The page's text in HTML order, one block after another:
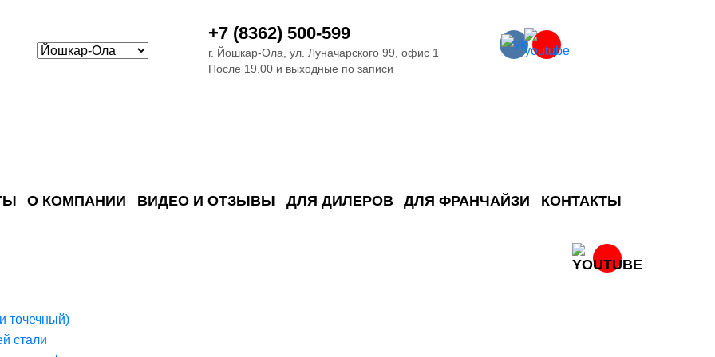
+7 (8362) 500-599
г. Йошкар-Ола, ул. Луначарского 99, офис 1
После 19.00 и выходные по записи
О КОМПАНИИ ВИДЕО И ОТЗЫВЫ ДЛЯ ДИЛЕРОВ ДЛЯ ФРАНЧАЙЗИ КОНТАКТЫ
точечный)
стали